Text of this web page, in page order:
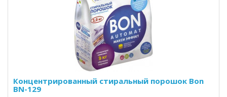
Концентрированный стиральный порошок Bon
BN-129